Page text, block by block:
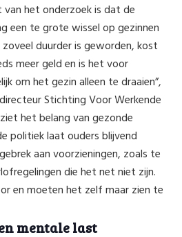
het onderzoek is dat de
een te grote wissel op gezinnen
duurder is geworden, kost
meer geld en is het voor
om het gezin alleen te draaien”,
Stichting Voor Werkende
het belang van gezonde
politiek laat ouders blijvend
aan voorzieningen, zoals te
die het net niet zijn.
en moeten het zelf maar zien te
mentale last